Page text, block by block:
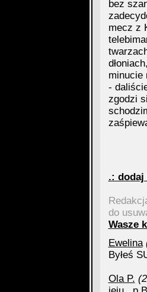
bez
mecz z
minucie
-
zgodzi
.: dodaj
do
Wasze
Ewelina
Byłeś
Ola P.